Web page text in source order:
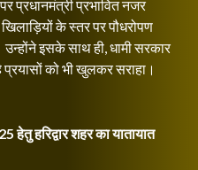
प्रधानमंत्री प्रभावित नजर
के स्तर पर पौधरोपण
इसके साथ ही, धामी सरकार
को भी खुलकर सराहा।
हेतु हरिद्वार शहर का यातायात